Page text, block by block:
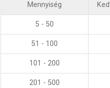
Mennyiség
5 - 50
51 - 100
101 - 200
201 - 500